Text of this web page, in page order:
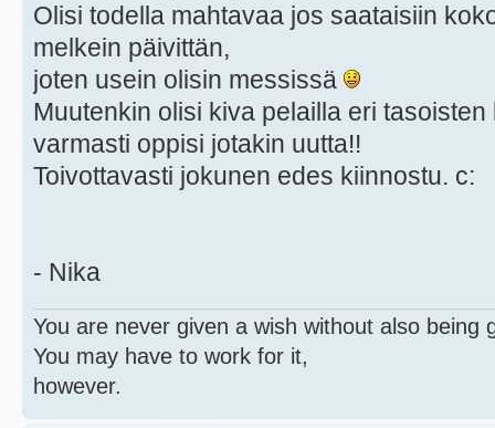
Olisi todella mahtavaa jos saataisiin
melkein päivittän,
joten usein olisin messissä
Muutenkin olisi kiva pelailla eri
varmasti oppisi jotakin uutta!!
Toivottavasti jokunen edes kiinnostu. c:
- Nika
You are never given a wish without also being
You may have to work for it,
however.